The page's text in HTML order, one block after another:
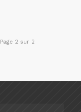
Page 2 sur 2